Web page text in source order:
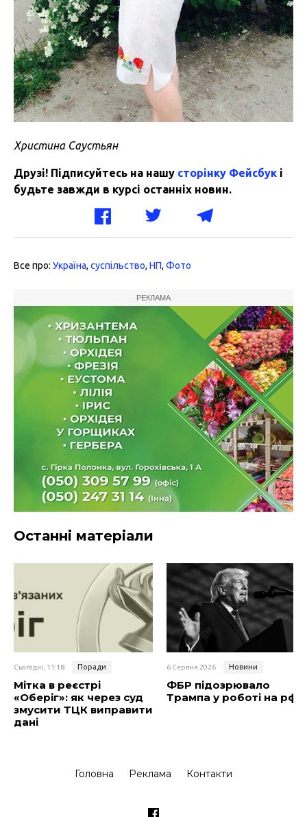
Христина Саустьян
Друзі! Підписуйтесь на нашу сторінку Фейсбук і
будьте завжди в курсі останніх новин.
Все про: Україна, суспільство, НП, Фото
РЕКЛАМА
Останні матеріали
Сьогодні, 11:18 Поради
Мітка в реєстрі
«Оберіг»: як через суд
змусити ТЦК виправити
дані
6 Серпня 2026 Новини
ФБР підозрювало
Трампа у роботі на рф
Головна Реклама Контакти